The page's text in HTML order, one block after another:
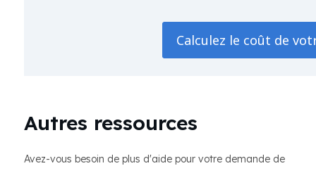
Calculez le coût de
Autres ressources
Avez-vous besoin de plus d'aide pour votre demande de